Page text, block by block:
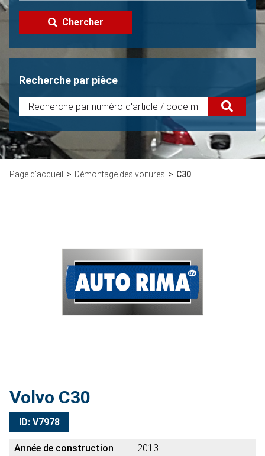
Chercher
Recherche par pièce
Page d'accueil Démontage des voitures C30
Volvo C30
ID: V7978
Année de construction
2013